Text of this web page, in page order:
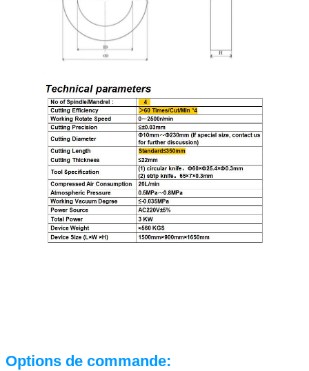
√ Épaisseur de paroi du tube de support
jusqu'à 22 mm
Le simple placement de mandrels sur
une broche tournante
disponibles
Options de commande: